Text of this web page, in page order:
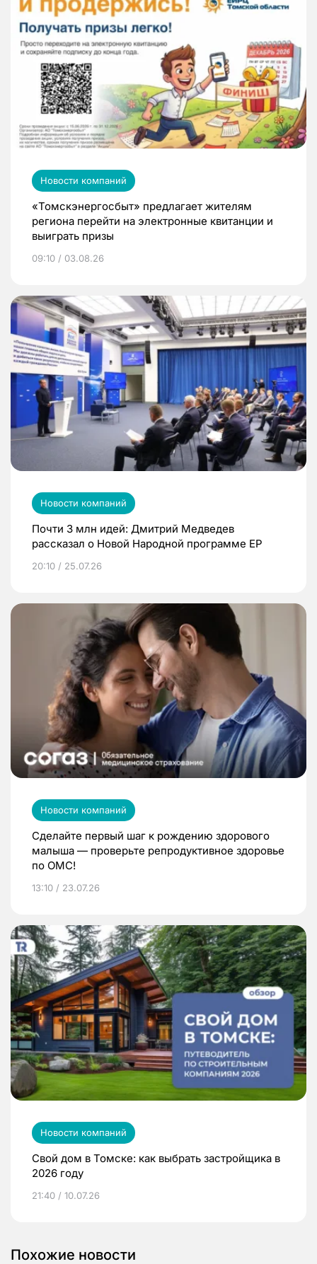
Новости компаний
«Томскэнергосбыт» предлагает жителям
региона перейти на электронные квитанции и
выиграть призы
09:10 / 03.08.26
Новости компаний
Почти 3 млн идей: Дмитрий Медведев
рассказал о Новой Народной программе ЕР
20:10 / 25.07.26
Новости компаний
Сделайте первый шаг к рождению здорового
малыша — проверьте репродуктивное здоровье
по ОМС!
13:10 / 23.07.26
Новости компаний
Свой дом в Томске: как выбрать застройщика в
2026 году
21:40 / 10.07.26
Похожие новости